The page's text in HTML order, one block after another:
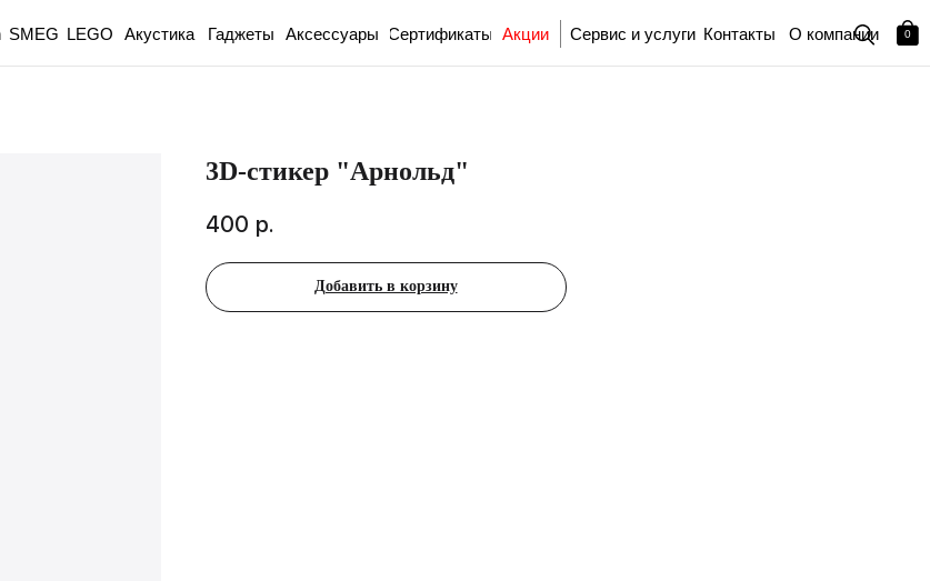
0
Сервис и услуги Контакты О компании
Аксессуары
Гаджеты
Акустика
LEGO
SMEG Сертификаты Акции
3D-стикер "Арнольд"
400 р.
Добавить в корзину